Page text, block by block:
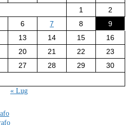
1
2
6 7 8
9
13 14 15
16
20 21 22
23
27 28 29
30
« Lug